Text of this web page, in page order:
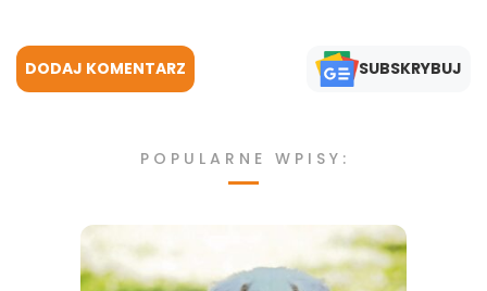
DODAJ KOMENTARZ SUBSKRYBUJ
POPULARNE WPISY: